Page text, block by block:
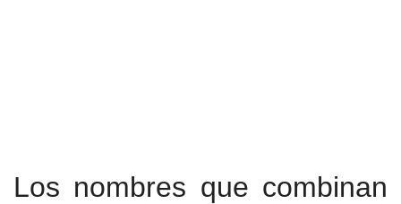
Los nombres que combinan